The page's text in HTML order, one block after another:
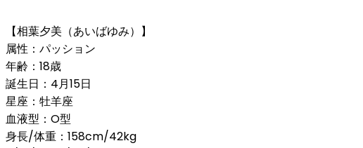
【相葉夕美（あいばゆみ）】
属性：パッション
年齢：18歳
誕生日：4月15日
星座：牡羊座
血液型：O型
身長/体重：158cm/42kg